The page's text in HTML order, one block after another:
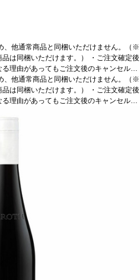
、他通常商品と同梱いただけません。（※
は同梱いただけます。） ・ご注文確定後
理由があってもご注文後のキャンセルは
テム設定上ご注文手配完了の通知が送付さ
・お届けは12月中旬頃を予定しており
を頂戴いたします。 ・値引きクーポンは
、他通常商品と同梱いただけません。（※
は同梱いただけます。） ・ご注文確定後
理由があってもご注文後のキャンセルは
を頂戴いたします。 ・値引きクーポンは
はお選びいただけません。